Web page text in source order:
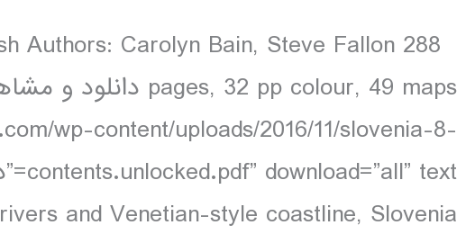
Authors: Carolyn Bain, Steve Fallon 288
wp-content/uploads/2016/11/slovenia-8-
and Venetian-style coastline, Slovenia